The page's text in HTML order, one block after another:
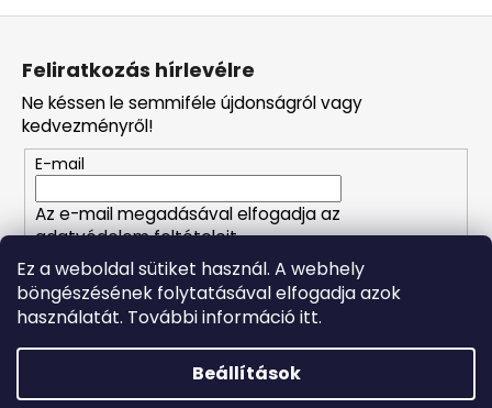
Ez a weboldal sütiket használ. A webhely
böngészésének folytatásával elfogadja azok
használatát. További információ itt.
Beállítások
Forró napokon nem javasoljuk a csomagautomatákba
L
Feliratkozás hírlevélre
Ne késsen le semmiféle újdonságról vagy
kedvezményről!
E-mail
Az e-mail megadásával elfogadja az
adatvédelem feltételeit.
FELIRATKOZÁS